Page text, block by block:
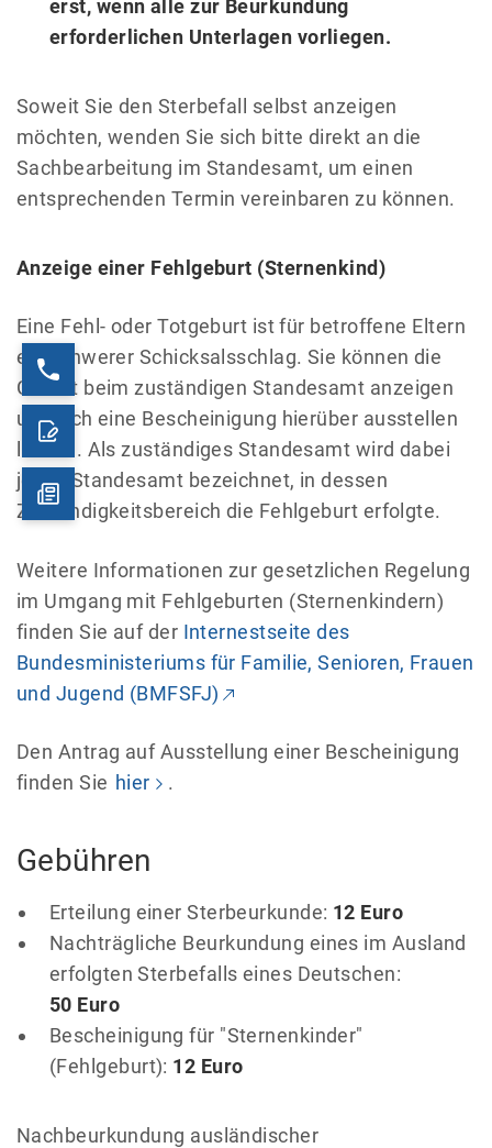
erst, wenn alle zur Beurkundung
erforderlichen Unterlagen vorliegen.
Soweit Sie den Sterbefall selbst anzeigen
möchten, wenden Sie sich bitte direkt an die
Sachbearbeitung im Standesamt, um einen
entsprechenden Termin vereinbaren zu können.
Anzeige einer Fehlgeburt (Sternenkind)
Eine Fehl- oder Totgeburt ist für betroffene Eltern
ein schwerer Schicksalsschlag. Sie können die
Geburt beim zuständigen Standesamt anzeigen
und sich eine Bescheinigung hierüber ausstellen
lassen. Als zuständiges Standesamt wird dabei
jenes Standesamt bezeichnet, in dessen
Zuständigkeitsbereich die Fehlgeburt erfolgte.
Weitere Informationen zur gesetzlichen Regelung
im Umgang mit Fehlgeburten (Sternenkindern)
finden Sie auf der Internestseite des
Bundesministeriums für Familie, Senioren, Frauen
und Jugend (BMFSFJ)
Den Antrag auf Ausstellung einer Bescheinigung
finden Sie hier .
Gebühren
Erteilung einer Sterbeurkunde: 12 Euro
Nachträgliche Beurkundung eines im Ausland
erfolgten Sterbefalls eines Deutschen:
50 Euro
Bescheinigung für "Sternenkinder"
(Fehlgeburt): 12 Euro
Nachbeurkundung ausländischer